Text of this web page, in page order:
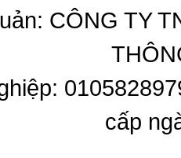
CÔNG TY
cấp